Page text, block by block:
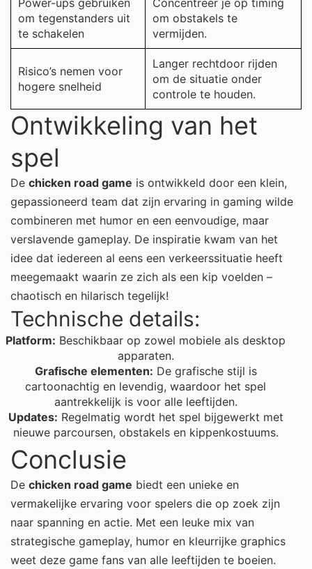
Power-ups gebruiken
om tegenstanders uit
te schakelen
Concentreer je op timing
om obstakels te
vermijden.
Risico’s nemen voor
hogere snelheid
Langer rechtdoor rijden
om de situatie onder
controle te houden.
Ontwikkeling van het
spel
De chicken road game is ontwikkeld door een klein,
gepassioneerd team dat zijn ervaring in gaming wilde
combineren met humor en een eenvoudige, maar
verslavende gameplay. De inspiratie kwam van het
idee dat iedereen al eens een verkeerssituatie heeft
meegemaakt waarin ze zich als een kip voelden –
chaotisch en hilarisch tegelijk!
Technische details:
Platform: Beschikbaar op zowel mobiele als desktop
apparaten.
Grafische elementen: De grafische stijl is
cartoonachtig en levendig, waardoor het spel
aantrekkelijk is voor alle leeftijden.
Updates: Regelmatig wordt het spel bijgewerkt met
nieuwe parcoursen, obstakels en kippenkostuums.
Conclusie
De chicken road game biedt een unieke en
vermakelijke ervaring voor spelers die op zoek zijn
naar spanning en actie. Met een leuke mix van
strategische gameplay, humor en kleurrijke graphics
weet deze game fans van alle leeftijden te boeien.